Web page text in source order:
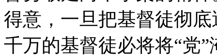
得意，一旦把基督徒彻
千万的基督徒必将将“党”